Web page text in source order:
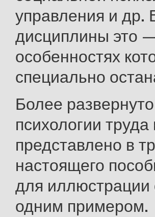
управления и др.
дисциплины это
особенностях
специально
Более
психологии
представлено в
настоящего
для
одним примером.